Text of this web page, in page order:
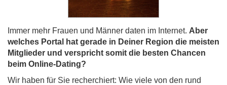
Immer mehr Frauen und Männer daten im Internet. Aber
welches Portal hat gerade in Deiner Region die meisten
Mitglieder und verspricht somit die besten Chancen
beim Online-Dating?
Wir haben für Sie recherchiert: Wie viele von den rund